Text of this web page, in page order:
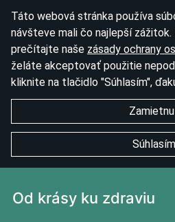
Táto webová stránka používa
návšteve mali čo najlepší
prečítajte naše zásady ochrany
želáte akceptovať použitie
kliknite na tlačidlo "Súhlasím",
Súhlasím
Od krásy ku zdraviu